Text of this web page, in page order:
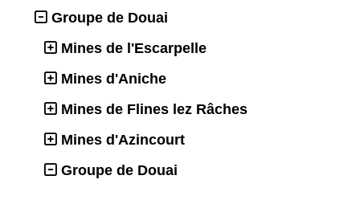
Groupe de Douai
Mines de l'Escarpelle
Mines d'Aniche
Mines de Flines lez Râches
Mines d'Azincourt
Groupe de Douai